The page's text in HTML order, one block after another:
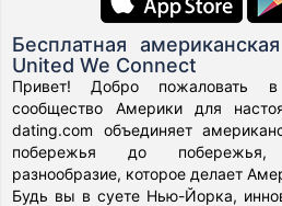
Бесплатная
United We Connect
Привет! Добро пожаловать в
сообщество Америки для
dating.com объединяет
побережья до побережья,
разнообразие, которое делает
Будь вы в суете Нью-Йорка,